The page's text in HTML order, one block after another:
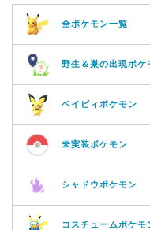
全ポケモン一覧
野生＆巣の出現ポケ
ベイビィポケモン
未実装ポケモン
シャドウポケモン
コスチュームポケモ